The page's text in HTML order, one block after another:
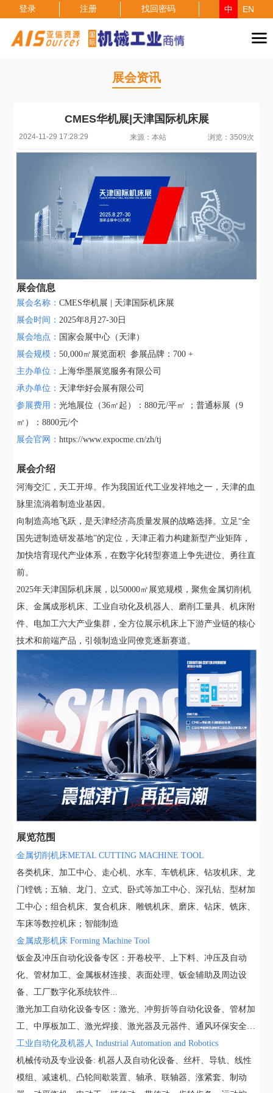
登录 注册 找回密码 中 EN
展会资讯
CMES华机展|天津国际机床展
2024-11-29 17:28:29 来源：本站 浏览：3509次
展会信息
展会名称：CMES华机展 | 天津国际机床展
展会时间： 2025年8月27-30日
展会地点： 国家会展中心（天津）
展会规模：50,000㎡展览面积 参展品牌：700 +
主办单位：
上海华墨展览服务有限公司
承办单位： 天津华好会展有限公司
参展费用：光地展位（36㎡起）：880元/平㎡ ；普通标展（9
㎡）：8800元/个
展会官网：https://www.expocme.cn/zh/tj
展会介绍
河海交汇，天工开埠。作为我国近代工业发祥地之一，天津的血
脉里流淌着制造业基因。
向制造高地飞跃，是天津经济高质量发展的战略选择。立足“全
国先进制造研发基地”的定位，天津正着力构建新型产业矩阵，
加快培育现代产业体系，在数字化转型赛道上争先进位、勇往直
前。
2025年天津国际机床展，以50000㎡展览规模，聚焦金属切削机
床、金属成形机床、工业自动化及机器人、磨削工量具、机床附
件、电加工六大产业集群，全方位展示机床上下游产业链的核心
技术和前端产品，引领制造业同僚竞逐新赛道。
展览范围
金属切削机床METAL CUTTING MACHINE TOOL
各类机床、加工中心、走心机、水车、车铣机床、钻攻机床、龙
门镗铣；五轴、龙门、立式、卧式等加工中心、深孔钻、型材加
工中心；组合机床、复合机床、雕铣机床、磨床、钻床、铣床、
车床等数控机床；智能制造
金属成形机床 Forming Machine Tool
钣金及冲压自动化设备专区：开卷校平、上下料、冲压及自动
化、管材加工、金属板材连接、表面处理、钣金辅助及周边设
备、工厂数字化系统软件...
激光加工自动化设备专区：激光、冲剪折等自动化设备、管材加
工、中厚板加工、激光焊接、激光器及元器件、通风环保安全…
工业自动化及机器人 Industrial Automation and Robotics
机械传动及专业设备: 机器人及自动化设备、丝杆、导轨、线性
模组、减速机、凸轮间歇装置、轴承、联轴器、涨紧套、制动